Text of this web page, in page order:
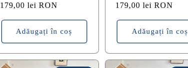
obișnuit
redus
179,00 lei RON
Adăugați în coș
obișnuit
redus
179,00 lei RON
Adăugați în coș